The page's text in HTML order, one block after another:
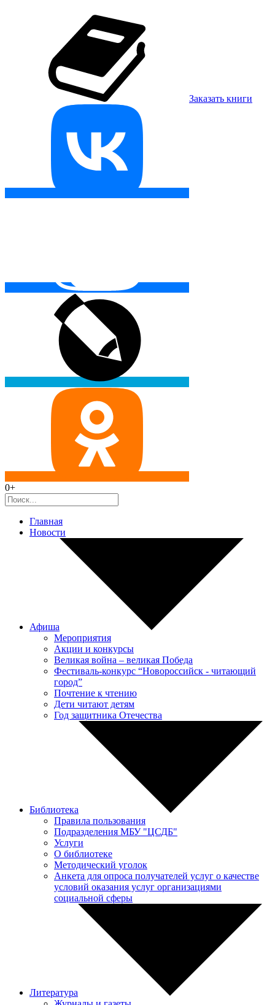
Заказать книги
0+
Главная
Новости
Афиша
Мероприятия
Акции и конкурсы
Великая война – великая Победа
Фестиваль-конкурс “Новороссийск - читающий
город”
Почтение к чтению
Дети читают детям
Год защитника Отечества
Библиотека
Правила пользования
Подразделения МБУ "ЦСДБ"
Услуги
О библиотеке
Методический уголок
Анкета для опроса получателей услуг о качестве
условий оказания услуг организациями
социальной сферы
Литература